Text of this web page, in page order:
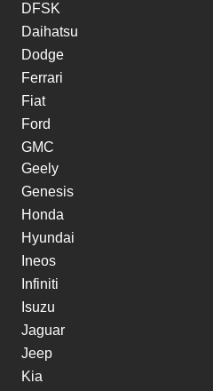
DFSK
Daihatsu
Dodge
Ferrari
Fiat
Ford
GMC
Geely
Genesis
Honda
Hyundai
Ineos
Infiniti
Isuzu
Jaguar
Jeep
Kia